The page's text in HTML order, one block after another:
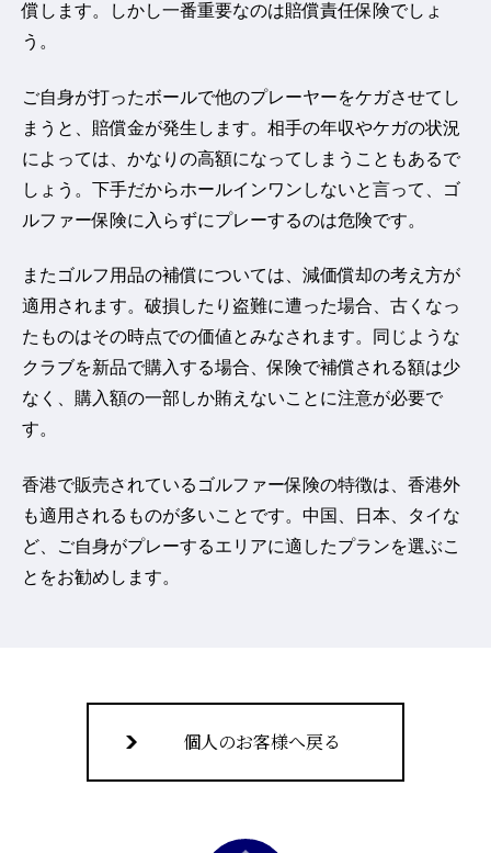
償します。しかし一番重要なのは賠償責任保険でしょ
う。
ご自身が打ったボールで他のプレーヤーをケガさせてし
まうと、賠償金が発生します。相手の年収やケガの状況
によっては、かなりの高額になってしまうこともあるで
しょう。下手だからホールインワンしないと言って、ゴ
ルファー保険に入らずにプレーするのは危険です。
またゴルフ用品の補償については、減価償却の考え方が
適用されます。破損したり盗難に遭った場合、古くなっ
たものはその時点での価値とみなされます。同じような
クラブを新品で購入する場合、保険で補償される額は少
なく、購入額の一部しか賄えないことに注意が必要で
す。
香港で販売されているゴルファー保険の特徴は、香港外
も適用されるものが多いことです。中国、日本、タイな
ど、ご自身がプレーするエリアに適したプランを選ぶこ
とをお勧めします。
個人のお客様へ戻る